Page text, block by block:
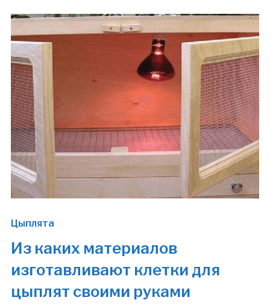
Цыплята
Из каких материалов
изготавливают клетки для
цыплят своими руками